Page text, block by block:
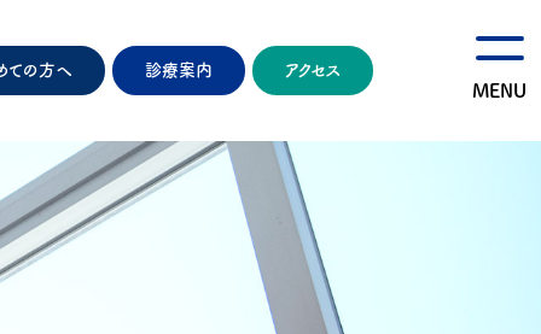
ての方へ 診療案内 アクセス